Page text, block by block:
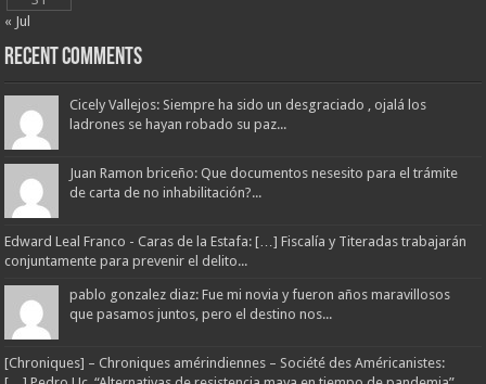
« Jul
Recent Comments
Cicely Vallejos: Siempre ha sido un desgraciado , ojalá los
ladrones se hayan robado su paz...
Juan Ramon briceño: Que documentos nesesito para el trámite
de carta de no inhabilitación?...
Edward Leal Franco - Caras de la Estafa: […] Fiscalía y Titeradas trabajarán
conjuntamente para prevenir el delito...
pablo gonzalez diaz: Fue mi novia y fueron años maravillosos
que pasamos juntos, pero el destino nos...
[Chroniques] – Chroniques amérindiennes – Société des Américanistes: